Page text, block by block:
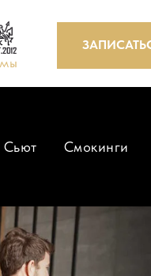
Сьют Смокинги